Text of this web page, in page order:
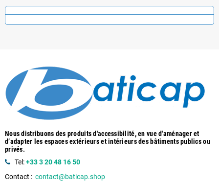
Nous distribuons des produits d'accessibilité, en vue d'aménager et
d’adapter les espaces extérieurs et intérieurs des bâtiments publics ou
privés.
Tel:+33 3 20 48 16 50
Contact : contact@baticap.shop